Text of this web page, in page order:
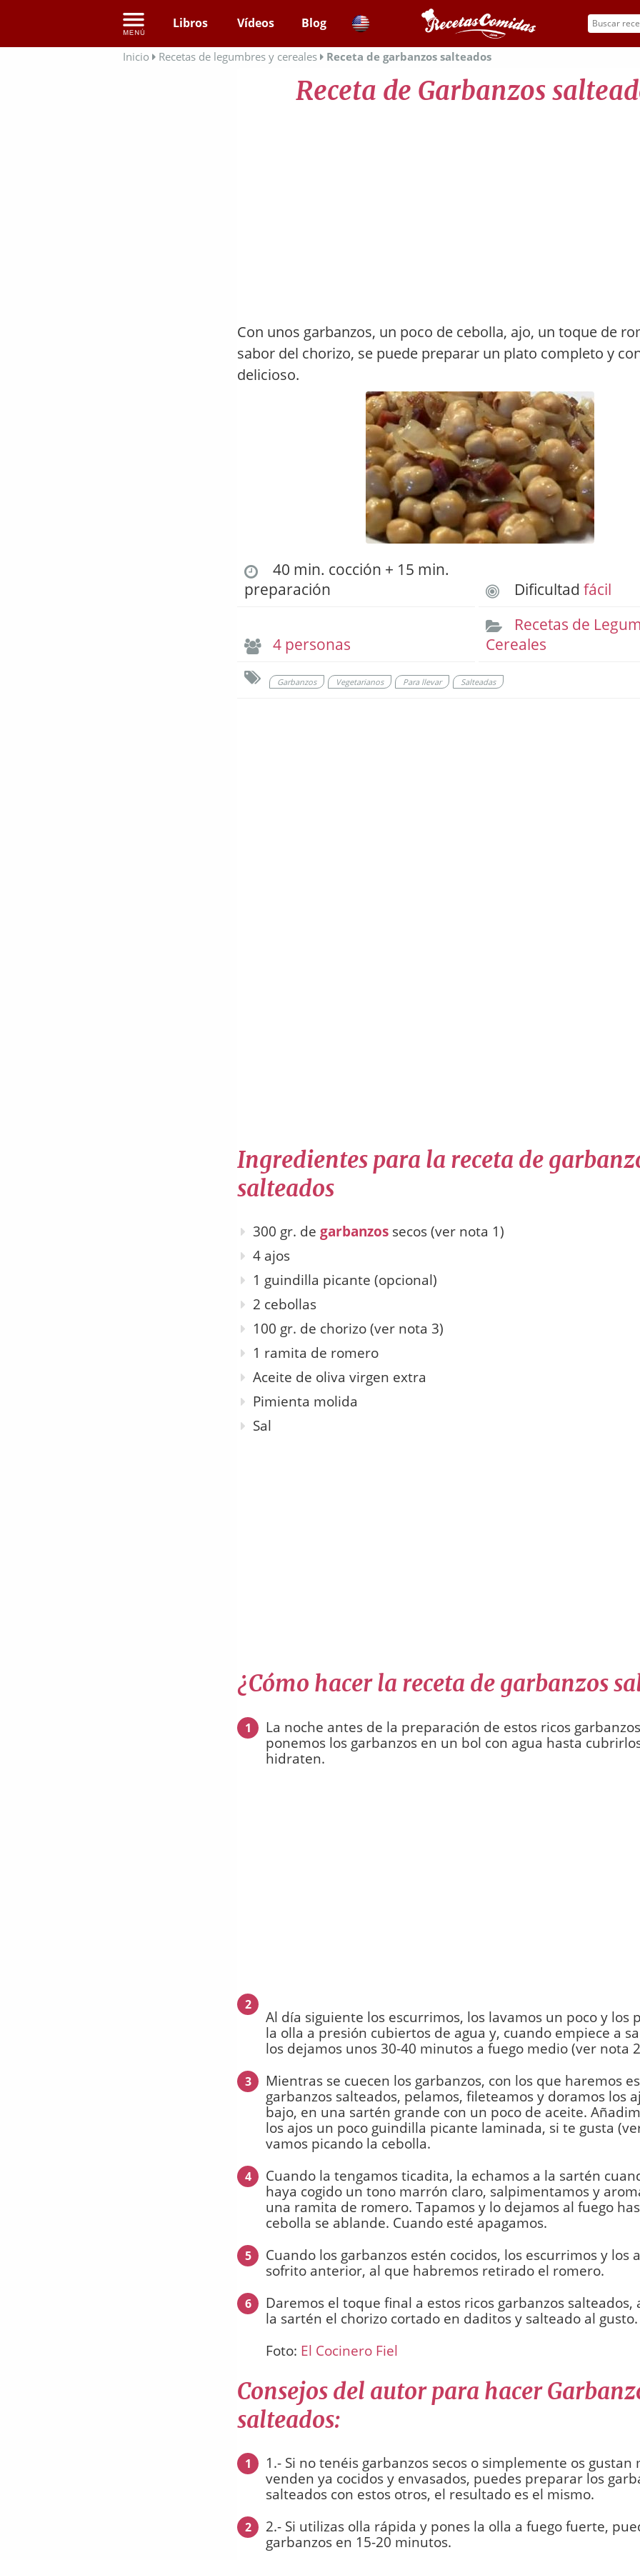
Libros Vídeos Blog
Inicio Recetas de legumbres y cereales Receta de garbanzos salteados
Receta de Garbanzos
Con unos garbanzos, un poco de cebolla, ajo, un toque de
sabor del chorizo, se puede preparar un plato completo y
delicioso.
40 min. cocción + 15 min.
preparación
Dificultadfácil
4 personas
Recetas de
Cereales
Garbanzos Vegetarianos Para llevar Salteadas
Ingredientes para la receta de
salteados
300 gr. de garbanzos secos (ver nota 1)
4 ajos
1 guindilla picante (opcional)
2 cebollas
100 gr. de chorizo (ver nota 3)
1 ramita de romero
Aceite de oliva virgen extra
Pimienta molida
Sal
¿Cómo hacer la receta de garbanzos
1
La noche antes de la preparación de estos ricos
ponemos los garbanzos en un bol con agua hasta
hidraten.
2
Al día siguiente los escurrimos, los lavamos un poco y los
la olla a presión cubiertos de agua y, cuando empiece a
los dejamos unos 30-40 minutos a fuego medio (ver nota
3
Mientras se cuecen los garbanzos, con los que haremos
garbanzos salteados, pelamos, fileteamos y doramos los
bajo, en una sartén grande con un poco de aceite.
los ajos un poco guindilla picante laminada, si te gusta
vamos picando la cebolla.
4
Cuando la tengamos ticadita, la echamos a la sartén
haya cogido un tono marrón claro, salpimentamos y
una ramita de romero. Tapamos y lo dejamos al fuego
cebolla se ablande. Cuando esté apagamos.
5
Cuando los garbanzos estén cocidos, los escurrimos y los
sofrito anterior, al que habremos retirado el romero.
6
Daremos el toque final a estos ricos garbanzos salteados,
la sartén el chorizo cortado en daditos y salteado al gusto.
Foto: El Cocinero Fiel
Consejos del autor para hacer
salteados:
1
1.- Si no tenéis garbanzos secos o simplemente os gustan
venden ya cocidos y envasados, puedes preparar los
salteados con estos otros, el resultado es el mismo.
2
2.- Si utilizas olla rápida y pones la olla a fuego fuerte,
garbanzos en 15-20 minutos.